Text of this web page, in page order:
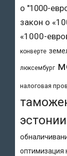
о "1000-
закон о
«1000-
конверте
люксембург
налоговая
эстонии
оптимизация